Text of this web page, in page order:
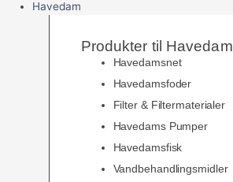
Havedam
Produkter til Havedam
Havedamsnet
Havedamsfoder
Filter & Filtermaterialer
Havedams Pumper
Havedamsfisk
Vandbehandlingsmidler